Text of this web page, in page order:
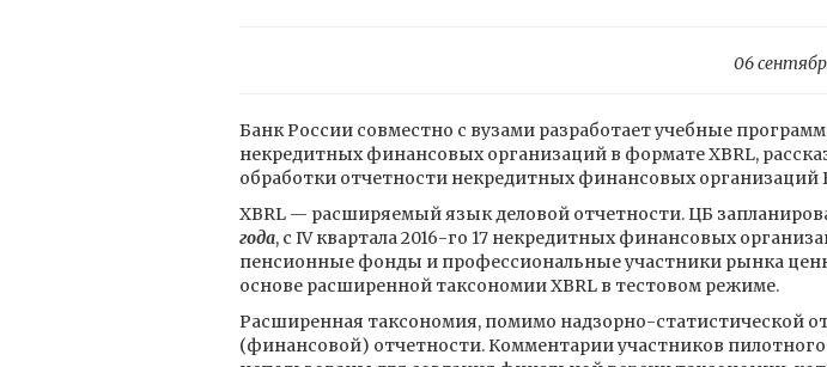
06
Банк России совместно с вузами разработает учебные
некредитных финансовых организаций в формате XBRL,
обработки отчетности некредитных финансовых организаций
XBRL — расширяемый язык деловой отчетности. ЦБ
года, с IV квартала 2016-го 17 некредитных финансовых
пенсионные фонды и профессиональные участники рынка
основе расширенной таксономии XBRL в тестовом режиме.
Расширенная таксономия, помимо надзорно-статистической
(финансовой) отчетности. Комментарии участников пилотного